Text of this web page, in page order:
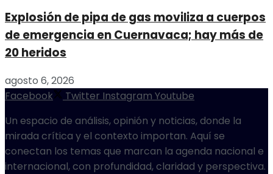
Explosión de pipa de gas moviliza a cuerpos
de emergencia en Cuernavaca; hay más de
20 heridos
agosto 6, 2026
Facebook
Twitter Instagram Youtube
Un espacio de análisis, opinión y noticias, donde la
mirada crítica y el contexto importan. Aquí se
conectan los temas que marcan la agenda nacional e
internacional, con profundidad, claridad y perspectiva.